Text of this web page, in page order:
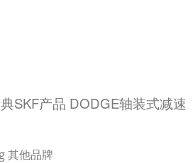
SKF产品 DODGE轴装式减速
其他品牌